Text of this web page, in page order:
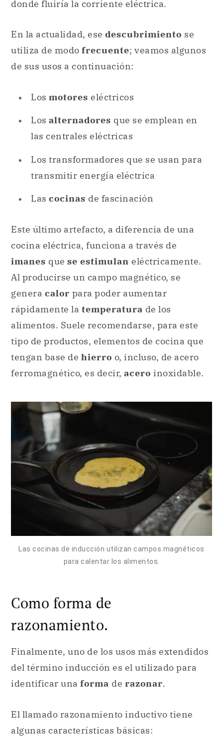
donde fluiría la corriente eléctrica.
En la actualidad, ese descubrimiento se
utiliza de modo frecuente; veamos algunos
de sus usos a continuación:
Los motores eléctricos
Los alternadores que se emplean en
las centrales eléctricas
Los transformadores que se usan para
transmitir energía eléctrica
Las cocinas de fascinación
Este último artefacto, a diferencia de una
cocina eléctrica, funciona a través de
imanes que se estimulan eléctricamente.
Al producirse un campo magnético, se
genera calor para poder aumentar
rápidamente la temperatura de los
alimentos. Suele recomendarse, para este
tipo de productos, elementos de cocina que
tengan base de hierro o, incluso, de acero
ferromagnético, es decir, acero inoxidable.
Las cocinas de inducción utilizan campos magnéticos
para calentar los alimentos.
Como forma de
razonamiento.
Finalmente, uno de los usos más extendidos
del término inducción es el utilizado para
identificar una forma de razonar.
El llamado razonamiento inductivo tiene
algunas características básicas: